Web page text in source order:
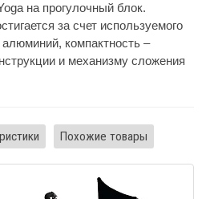
на прогулочный блок.
за счет используемого
компактность –
и механизму сложения
Похожие товары